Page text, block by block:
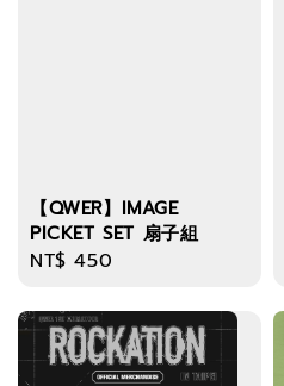
【QWER】IMAGE
PICKET SET 扇子組
Regular
NT$ 450